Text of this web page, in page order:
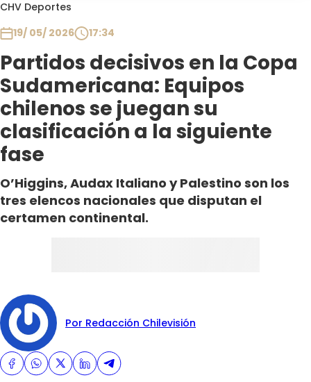
CHV Deportes
19/ 05/ 2026
17:34
Partidos decisivos en la Copa
Sudamericana: Equipos
chilenos se juegan su
clasificación a la siguiente
fase
O’Higgins, Audax Italiano y Palestino son los
tres elencos nacionales que disputan el
certamen continental.
Por Redacción Chilevisión
Programas
Club De La Comedia
Contigo en Directo
Plan Perfecto
El Tiempo
Sabingo
Todos Los Programas